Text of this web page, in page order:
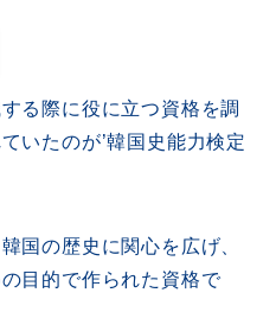
る際に役に立つ資格を調
いたのが’韓国史能力検定
国の歴史に関心を広げ、
目的で作られた資格で